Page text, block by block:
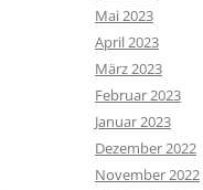
Mai 2023
April 2023
März 2023
Februar 2023
Januar 2023
Dezember 2022
November 2022